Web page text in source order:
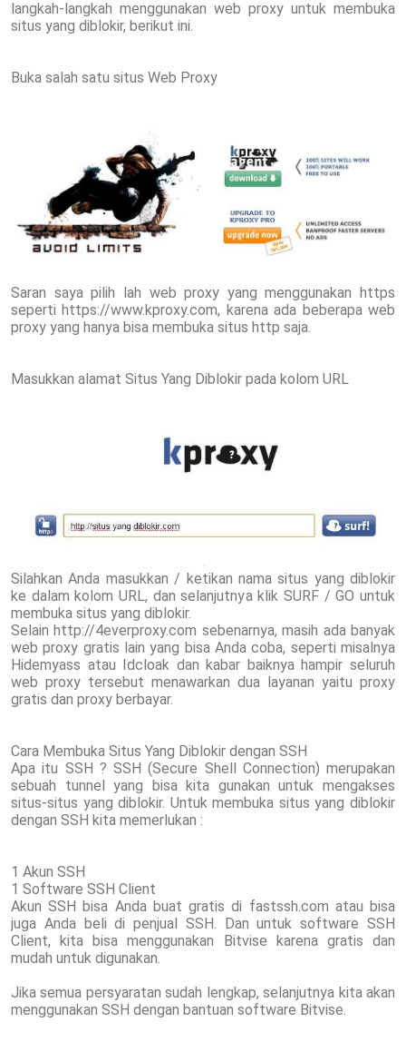
langkah-langkah menggunakan web proxy untuk membuka
situs yang diblokir, berikut ini.
Buka salah satu situs Web Proxy
Saran saya pilih lah web proxy yang menggunakan https
seperti https://www.kproxy.com, karena ada beberapa web
proxy yang hanya bisa membuka situs http saja.
Masukkan alamat Situs Yang Diblokir pada kolom URL
Silahkan Anda masukkan / ketikan nama situs yang diblokir
ke dalam kolom URL, dan selanjutnya klik SURF / GO untuk
membuka situs yang diblokir.
Selain http://4everproxy.com sebenarnya, masih ada banyak
web proxy gratis lain yang bisa Anda coba, seperti misalnya
Hidemyass atau Idcloak dan kabar baiknya hampir seluruh
web proxy tersebut menawarkan dua layanan yaitu proxy
gratis dan proxy berbayar.
Cara Membuka Situs Yang Diblokir dengan SSH
Apa itu SSH ? SSH (Secure Shell Connection) merupakan
sebuah tunnel yang bisa kita gunakan untuk mengakses
situs-situs yang diblokir. Untuk membuka situs yang diblokir
dengan SSH kita memerlukan :
1 Akun SSH
1 Software SSH Client
Akun SSH bisa Anda buat gratis di fastssh.com atau bisa
juga Anda beli di penjual SSH. Dan untuk software SSH
Client, kita bisa menggunakan Bitvise karena gratis dan
mudah untuk digunakan.
Jika semua persyaratan sudah lengkap, selanjutnya kita akan
menggunakan SSH dengan bantuan software Bitvise.